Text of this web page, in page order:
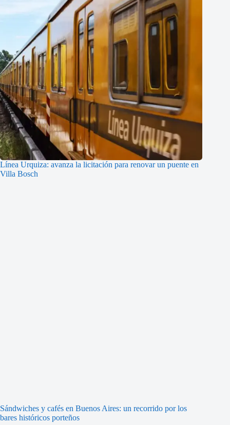
Línea Urquiza: avanza la licitación para renovar un puente en
Villa Bosch
Sándwiches y cafés en Buenos Aires: un recorrido por los
bares históricos porteños